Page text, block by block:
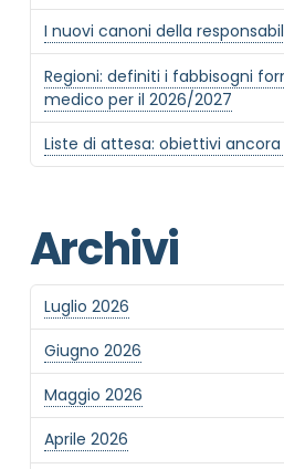
I nuovi canoni della
Regioni: definiti i fabbisogni
medico per il 2026/2027
Liste di attesa: obiettivi
Archivi
Luglio 2026
Giugno 2026
Maggio 2026
Aprile 2026